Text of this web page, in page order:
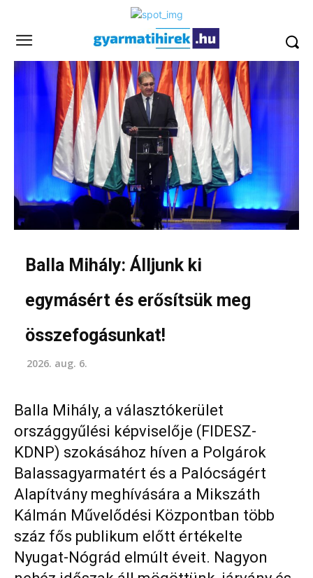
Balla Mihály: Álljunk ki
egymásért és erősítsük meg
összefogásunkat!
2026. aug. 6.
Balla Mihály, a választókerület
országgyűlési képviselője (FIDESZ-
KDNP) szokásához híven a Polgárok
Balassagyarmatért és a Palócságért
Alapítvány meghívására a Mikszáth
Kálmán Művelődési Központban több
száz fős publikum előtt értékelte
Nyugat-Nógrád elmúlt éveit. Nagyon